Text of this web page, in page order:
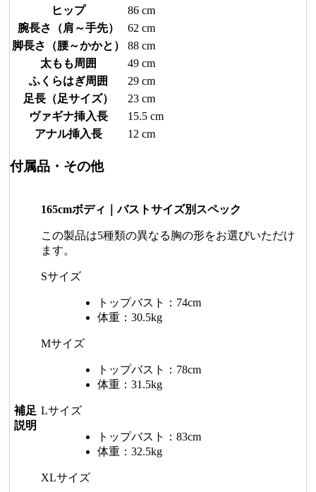
ヒップ
86 cm
腕長さ（肩～手先）
62 cm
脚長さ（腰～かかと）
88 cm
太もも周囲
49 cm
ふくらはぎ周囲
29 cm
足長（足サイズ）
23 cm
ヴァギナ挿入長
15.5 cm
アナル挿入長
12 cm
付属品・その他
補足
説明
165cmボディ｜バストサイズ別スペック
この製品は5種類の異なる胸の形をお選びいただけ
ます。
Sサイズ
トップバスト：74cm
体重：30.5kg
Mサイズ
トップバスト：78cm
体重：31.5kg
Lサイズ
トップバスト：83cm
体重：32.5kg
XLサイズ